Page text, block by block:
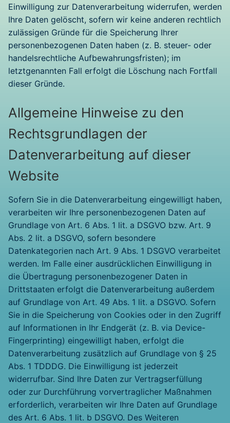
Einwilligung zur Datenverarbeitung widerrufen, werden
Ihre Daten gelöscht, sofern wir keine anderen rechtlich
zulässigen Gründe für die Speicherung Ihrer
personenbezogenen Daten haben (z. B. steuer- oder
handelsrechtliche Aufbewahrungsfristen); im
letztgenannten Fall erfolgt die Löschung nach Fortfall
dieser Gründe.
Allgemeine Hinweise zu den
Rechtsgrundlagen der
Datenverarbeitung auf dieser
Website
Sofern Sie in die Datenverarbeitung eingewilligt haben,
verarbeiten wir Ihre personenbezogenen Daten auf
Grundlage von Art. 6 Abs. 1 lit. a DSGVO bzw. Art. 9
Abs. 2 lit. a DSGVO, sofern besondere
Datenkategorien nach Art. 9 Abs. 1 DSGVO verarbeitet
werden. Im Falle einer ausdrücklichen Einwilligung in
die Übertragung personenbezogener Daten in
Drittstaaten erfolgt die Datenverarbeitung außerdem
auf Grundlage von Art. 49 Abs. 1 lit. a DSGVO. Sofern
Sie in die Speicherung von Cookies oder in den Zugriff
auf Informationen in Ihr Endgerät (z. B. via Device-
Fingerprinting) eingewilligt haben, erfolgt die
Datenverarbeitung zusätzlich auf Grundlage von § 25
Abs. 1 TDDDG. Die Einwilligung ist jederzeit
widerrufbar. Sind Ihre Daten zur Vertragserfüllung
oder zur Durchführung vorvertraglicher Maßnahmen
erforderlich, verarbeiten wir Ihre Daten auf Grundlage
des Art. 6 Abs. 1 lit. b DSGVO. Des Weiteren